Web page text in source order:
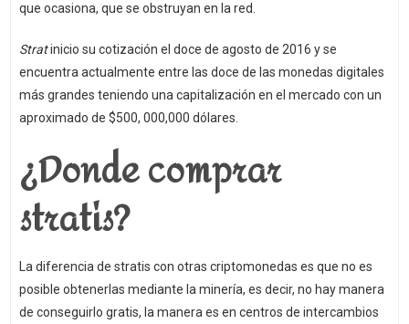
que ocasiona, que se obstruyan en la red.
Stratinicio su cotización el doce de agosto de 2016 y se
encuentra actualmente entre las doce de las monedas digitales
más grandes teniendo una capitalización en el mercado con un
aproximado de $500, 000,000 dólares.
¿Donde comprar
stratis?
La diferencia de stratis con otras criptomonedas es que no es
posible obtenerlas mediante la minería, es decir, no hay manera
de conseguirlo gratis, la manera es en centros de intercambios